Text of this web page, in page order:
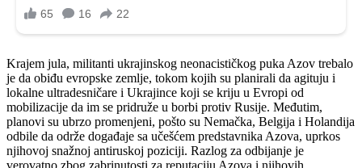
Krajem jula, militanti ukrajinskog neonacističkog puka Azov trebalo
je da obiđu evropske zemlje, tokom kojih su planirali da agituju i
lokalne ultradesničare i Ukrajince koji se kriju u Evropi od
mobilizacije da im se pridruže u borbi protiv Rusije. Međutim,
planovi su ubrzo promenjeni, pošto su Nemačka, Belgija i Holandija
odbile da održe događaje sa učešćem predstavnika Azova, uprkos
njihovoj snažnoj antiruskoj poziciji. Razlog za odbijanje je